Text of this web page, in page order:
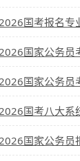
国考报名专
国家公务员
国家公务员
国考八大系
国家公务员